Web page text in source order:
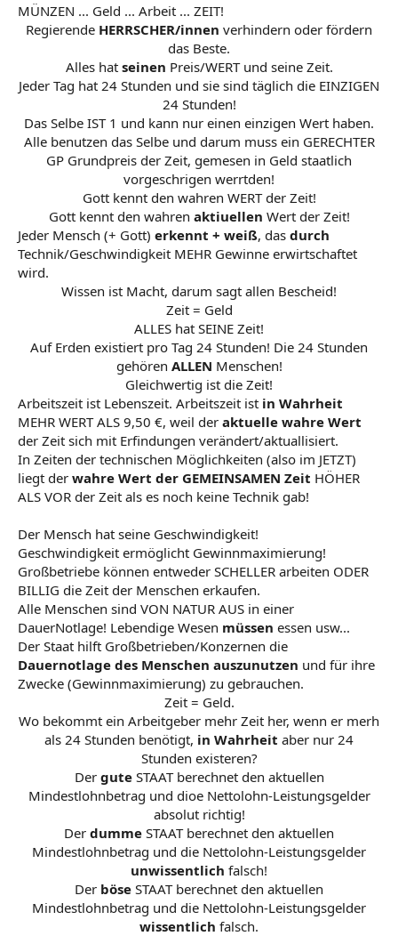
MÜNZEN ... Geld ... Arbeit ... ZEIT!
Regierende HERRSCHER/innen verhindern oder fördern
das Beste.
Alles hatseinen Preis/WERT und seine Zeit.
Jeder Tag hat 24 Stunden und sie sind täglich die EINZIGEN
24 Stunden!
Das Selbe IST 1 und kann nur einen einzigen Wert haben.
Alle benutzen das Selbe und darum muss ein GERECHTER
GP Grundpreis der Zeit, gemesen in Geld staatlich
vorgeschrigen werrtden!
Gott kennt den wahren WERT der Zeit!
Gott kennt den wahren aktiuellen Wert der Zeit!​
Jeder Mensch (+ Gott) erkennt + weiß, das durch
Technik/Geschwindigkeit MEHR Gewinne erwirtschaftet
wird.
Wissen ist Macht, darum sagt allen Bescheid!
Zeit = Geld
ALLES hat SEINE Zeit!
Auf Erden existiert pro Tag 24 Stunden! Die 24 Stunden
gehören ALLEN Menschen!
Gleichwertig ist die Zeit!​
Arbeitszeit ist Lebenszeit. Arbeitszeit ist in Wahrheit
MEHR WERT ALS 9,50 €, weil der aktuelle wahre Wert
der Zeit sich mit Erfindungen verändert/aktuallisiert.
In Zeiten der technischen Möglichkeiten (also im JETZT)
liegt der wahre Wert der GEMEINSAMEN Zeit HÖHER
ALS VOR der Zeit als es noch keine Technik gab!
Der Mensch hat seine Geschwindigkeit!
Geschwindigkeit ermöglicht Gewinnmaximierung!
Großbetriebe können entweder SCHELLER arbeiten ODER
BILLIG die Zeit der Menschen erkaufen.
Alle Menschen sind VON NATUR AUS in einer
DauerNotlage! Lebendige Wesen müssen essen usw...
Der Staat hilft Großbetrieben/Konzernen die
Dauernotlage des Menschen auszunutzen und für ihre
Zwecke (Gewinnmaximierung) zu gebrauchen.
Zeit = Geld.
Wo bekommt ein Arbeitgeber mehr Zeit her, wenn er merh
als 24 Stunden benötigt, in Wahrheit aber nur 24
Stunden existeren?
Der guteSTAAT berechnet den aktuellen
Mindestlohnbetrag und dioe Nettolohn-Leistungsgelder
absolut richtig!
Der dumme STAAT berechnet den aktuellen
Mindestlohnbetrag und die Nettolohn-Leistungsgelder
unwissentlich falsch!
Der böse STAAT berechnet den aktuellen
Mindestlohnbetrag und die Nettolohn-Leistungsgelder
wissentlich falsch.